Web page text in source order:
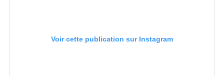
Voir cette publication sur Instagram